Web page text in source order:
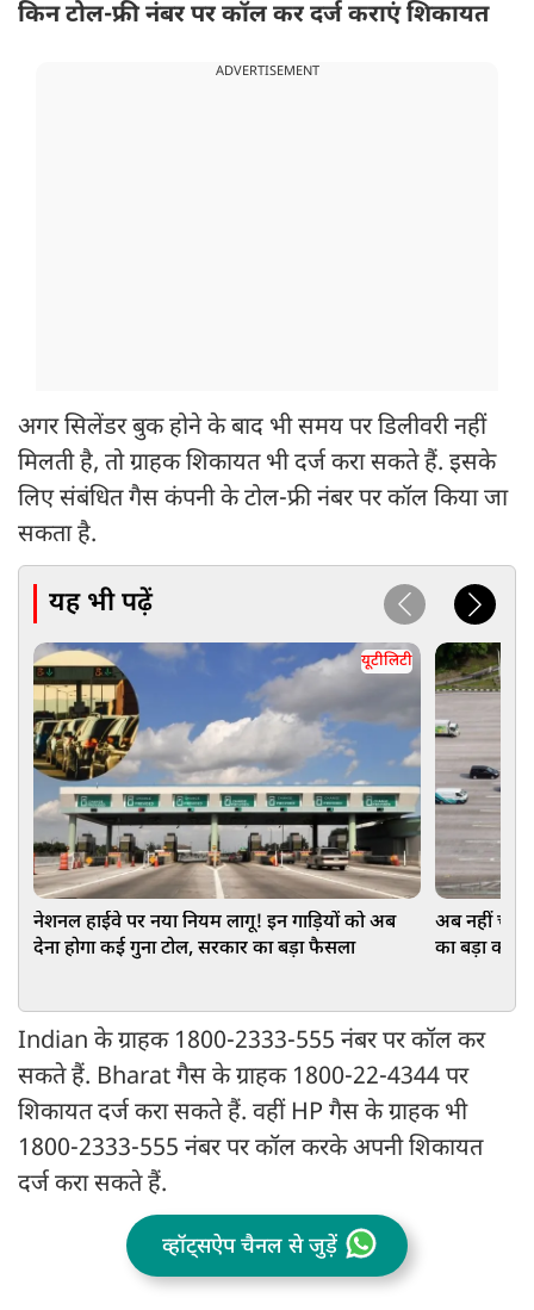
किन टोल-फ्री नंबर पर कॉल कर दर्ज कराएं शिकायत
ADVERTISEMENT
अगर सिलेंडर बुक होने के बाद भी समय पर डिलीवरी नहीं
मिलती है, तो ग्राहक शिकायत भी दर्ज करा सकते हैं. इसके
लिए संबंधित गैस कंपनी के टोल-फ्री नंबर पर कॉल किया जा
सकता है.
यह भी पढ़ें
यूटीलिटी
नेशनल हाईवे पर नया नियम लागू! इन गाड़ियों को अब
देना होगा कई गुना टोल, सरकार का बड़ा फैसला
अब नहीं
का बड़ा कदम
Indian के ग्राहक 1800-2333-555 नंबर पर कॉल कर
सकते हैं. Bharat गैस के ग्राहक 1800-22-4344 पर
शिकायत दर्ज करा सकते हैं. वहीं HP गैस के ग्राहक भी
1800-2333-555 नंबर पर कॉल करके अपनी शिकायत
दर्ज करा सकते हैं.
व्हॉट्सऐप चैनल से जुड़ें